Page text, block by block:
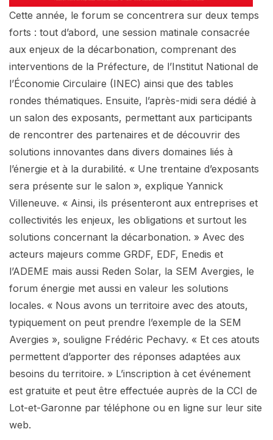
Cette année, le forum se concentrera sur deux temps
forts : tout d’abord, une session matinale consacrée
aux enjeux de la décarbonation, comprenant des
interventions de la Préfecture, de l’Institut National de
l’Économie Circulaire (INEC) ainsi que des tables
rondes thématiques. Ensuite, l’après-midi sera dédié à
un salon des exposants, permettant aux participants
de rencontrer des partenaires et de découvrir des
solutions innovantes dans divers domaines liés à
l’énergie et à la durabilité. « Une trentaine d’exposants
sera présente sur le salon », explique Yannick
Villeneuve. « Ainsi, ils présenteront aux entreprises et
collectivités les enjeux, les obligations et surtout les
solutions concernant la décarbonation. » Avec des
acteurs majeurs comme GRDF, EDF, Enedis et
l’ADEME mais aussi Reden Solar, la SEM Avergies, le
forum énergie met aussi en valeur les solutions
locales. « Nous avons un territoire avec des atouts,
typiquement on peut prendre l’exemple de la SEM
Avergies », souligne Frédéric Pechavy. « Et ces atouts
permettent d’apporter des réponses adaptées aux
besoins du territoire. » L’inscription à cet événement
est gratuite et peut être effectuée auprès de la CCI de
Lot-et-Garonne par téléphone ou en ligne sur leur site
web.